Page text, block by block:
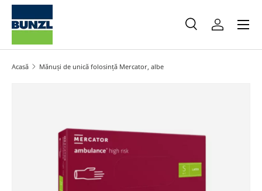
Salt la conținut
Caută
Caută
Meniu
Acasă Mănuși de unică folosință Mercator, albe